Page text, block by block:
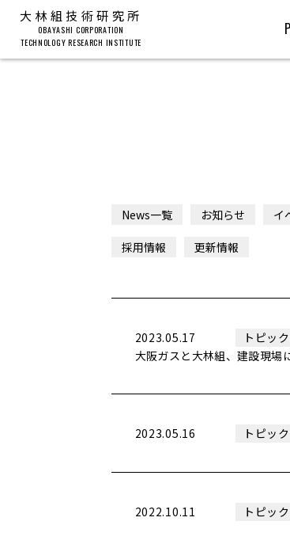
大林組技術研究所
OBAYASHI CORPORATION
TECHNOLOGY RESEARCH INSTITUTE
News一覧 お知らせ イ
採用情報 更新情報
2023.05.17
トピッ
大阪ガスと大林組、建設現場
2023.05.16 トピッ
2022.10.11 トピッ